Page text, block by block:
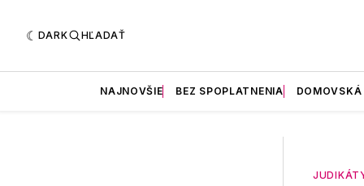
DARK HĽADAŤ
NAJNOVŠIE BEZ SPOPLATNENIA